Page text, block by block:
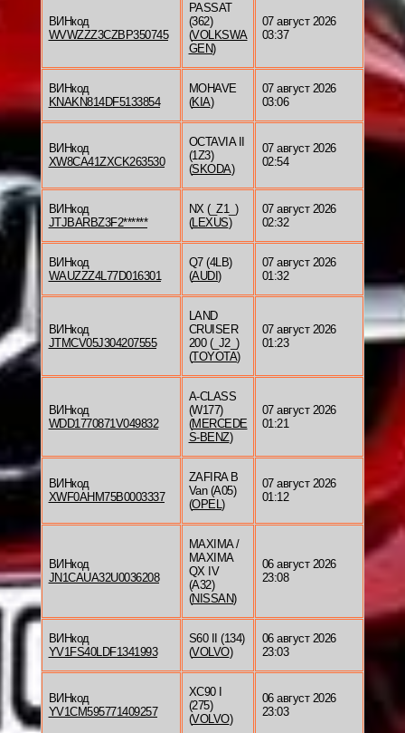
ВИНкод
WVWZZZ3CZBP350745
PASSAT
(362)
(VOLKSWA
GEN)
07 август 2026
03:37
ВИНкод
KNAKN814DF5133854
MOHAVE
(KIA)
07 август 2026
03:06
ВИНкод
XW8CA41ZXCK263530
OCTAVIA II
(1Z3)
(SKODA)
07 август 2026
02:54
ВИНкод
JTJBARBZ3F2******
NX (_Z1_)
(LEXUS)
07 август 2026
02:32
ВИНкод
WAUZZZ4L77D016301
Q7 (4LB)
(AUDI )
07 август 2026
01:32
ВИНкод
JTMCV05J304207555
LAND
CRUISER
200 (_J2_)
(TOYOTA)
07 август 2026
01:23
ВИНкод
WDD1770871V049832
A-CLASS
(W177)
(MERCEDE
S-BENZ)
07 август 2026
01:21
ВИНкод
XWF0AHM75B0003337
ZAFIRA B
Van (A05)
(OPEL)
07 август 2026
01:12
ВИНкод
JN1CAUA32U0036208
MAXIMA /
MAXIMA
QX IV
(A32)
(NISSAN)
06 август 2026
23:08
ВИНкод
YV1FS40LDF1341993
S60 II (134)
(VOLVO)
06 август 2026
23:03
ВИНкод
YV1CM595771409257
XC90 I
(275)
(VOLVO)
06 август 2026
23:03